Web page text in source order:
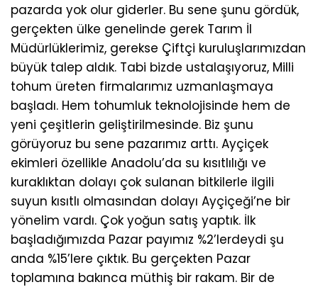
pazarda yok olur giderler. Bu sene şunu gördük,
gerçekten ülke genelinde gerek Tarım İl
Müdürlüklerimiz, gerekse Çiftçi kuruluşlarımızdan
büyük talep aldık. Tabi bizde ustalaşıyoruz, Milli
tohum üreten firmalarımız uzmanlaşmaya
başladı. Hem tohumluk teknolojisinde hem de
yeni çeşitlerin geliştirilmesinde. Biz şunu
görüyoruz bu sene pazarımız arttı. Ayçiçek
ekimleri özellikle Anadolu’da su kısıtlılığı ve
kuraklıktan dolayı çok sulanan bitkilerle ilgili
suyun kısıtlı olmasından dolayı Ayçiçeği’ne bir
yönelim vardı. Çok yoğun satış yaptık. İlk
başladığımızda Pazar payımız %2’lerdeydi şu
anda %15’lere çıktık. Bu gerçekten Pazar
toplamına bakınca müthiş bir rakam. Bir de